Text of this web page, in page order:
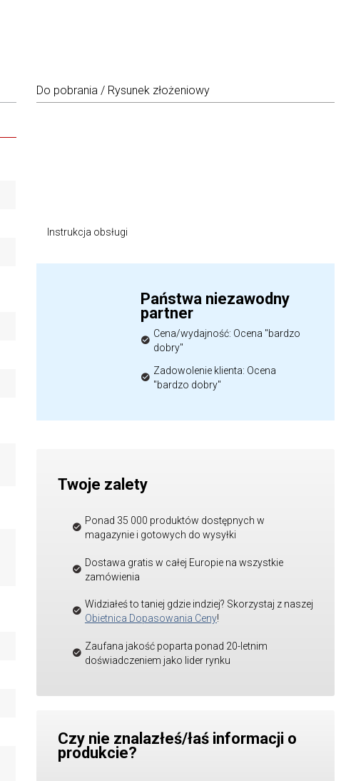
Do pobrania / Rysunek złożeniowy
Instrukcja obsługi
Państwa niezawodny
partner
Cena/wydajność: Ocena "bardzo
dobry"
Zadowolenie klienta: Ocena
"bardzo dobry"
Twoje zalety
Ponad 35 000 produktów dostępnych w
magazynie i gotowych do wysyłki
Dostawa gratis w całej Europie na wszystkie
zamówienia
Widziałeś to taniej gdzie indziej? Skorzystaj z naszej
Obietnica Dopasowania Ceny!
Zaufana jakość poparta ponad 20-letnim
doświadczeniem jako lider rynku
Czy nie znalazłeś/łaś informacji o
produkcie?